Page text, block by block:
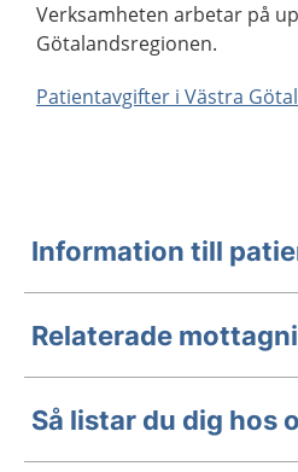
Verksamheten arbetar på
Götalandsregionen.
Patientavgifter i Västra
Information till
Relaterade
Så listar du dig hos